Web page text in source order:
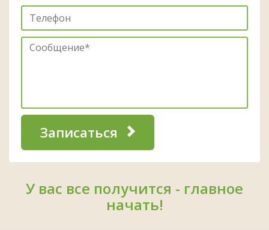
Записаться
У вас все получится - главное
начать!